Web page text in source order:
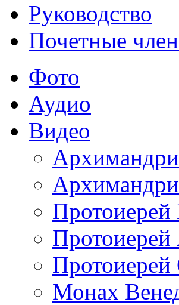
Руководство
Почетные
Фото
Аудио
Видео
Протоиерей
Протоиерей
Монах